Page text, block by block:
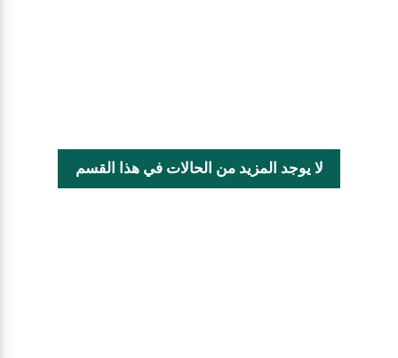
لا يوجد المزيد من الحالات في هذا القسم